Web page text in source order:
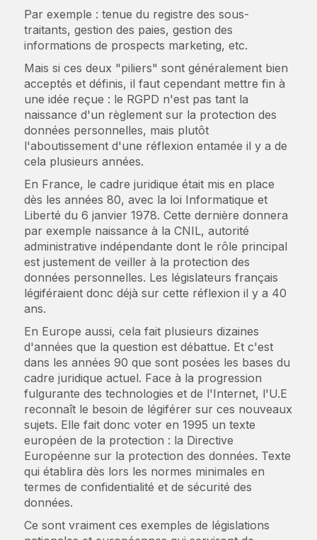
Par exemple : tenue du registre des sous-
traitants, gestion des paies, gestion des
informations de prospects marketing, etc.
Mais si ces deux "piliers" sont généralement bien
acceptés et définis, il faut cependant mettre fin à
une idée reçue : le RGPD n'est pas tant la
naissance d'un règlement sur la protection des
données personnelles, mais plutôt
l'aboutissement d'une réflexion entamée il y a de
cela plusieurs années.
En France, le cadre juridique était mis en place
dès les années 80, avec la loi Informatique et
Liberté du 6 janvier 1978. Cette dernière donnera
par exemple naissance à la CNIL, autorité
administrative indépendante dont le rôle principal
est justement de veiller à la protection des
données personnelles. Les législateurs français
légiféraient donc déjà sur cette réflexion il y a 40
ans.
En Europe aussi, cela fait plusieurs dizaines
d'années que la question est débattue. Et c'est
dans les années 90 que sont posées les bases du
cadre juridique actuel. Face à la progression
fulgurante des technologies et de l'Internet, l'U.E
reconnaît le besoin de légiférer sur ces nouveaux
sujets. Elle fait donc voter en 1995 un texte
européen de la protection : la Directive
Européenne sur la protection des données. Texte
qui établira dès lors les normes minimales en
termes de confidentialité et de sécurité des
données.
Ce sont vraiment ces exemples de législations